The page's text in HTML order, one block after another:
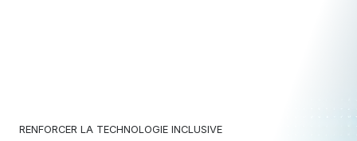
RENFORCER LA TECHNOLOGIE INCLUSIVE